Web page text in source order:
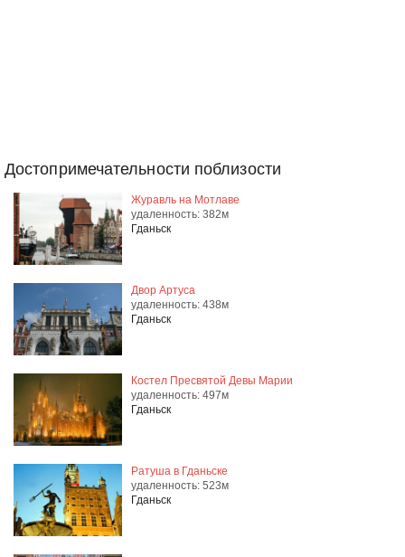
Достопримечательности поблизости
Журавль на Мотлаве
удаленность: 382м
Гданьск
Двор Артуса
удаленность: 438м
Гданьск
Костел Пресвятой Девы Марии
удаленность: 497м
Гданьск
Ратуша в Гданьске
удаленность: 523м
Гданьск